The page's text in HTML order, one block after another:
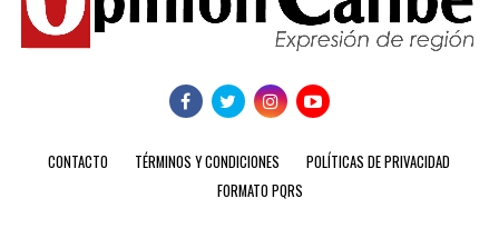
CONTACTO TÉRMINOS Y CONDICIONES
POLÍTICAS DE PRIVACIDAD
FORMATO PQRS